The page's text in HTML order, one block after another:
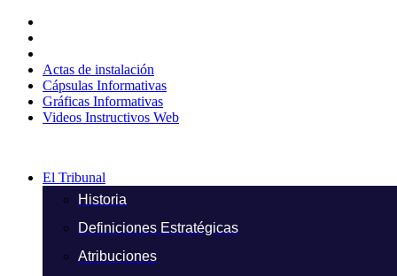
contenido
Actas de instalación
Cápsulas Informativas
Gráficas Informativas
Videos Instructivos Web
El Tribunal
Historia
Definiciones Estratégicas
Atribuciones